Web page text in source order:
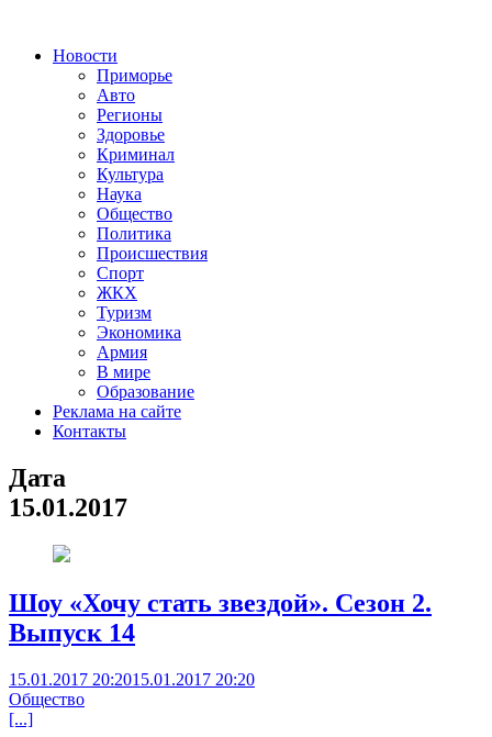
Новости
Приморье
Авто
Регионы
Здоровье
Криминал
Культура
Наука
Общество
Политика
Происшествия
Спорт
ЖКХ
Туризм
Экономика
Армия
В мире
Образование
Реклама на сайте
Контакты
Дата
15.01.2017
Шоу «Хочу стать звездой». Сезон 2.
Выпуск 14
15.01.2017 20:2015.01.2017 20:20
Общество
[...]